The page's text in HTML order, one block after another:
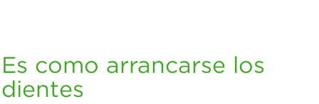
Es como arrancarse los
dientes